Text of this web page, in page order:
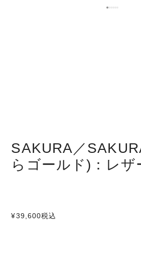
SAKURA／
らゴールド)：レザ
¥39,600税込